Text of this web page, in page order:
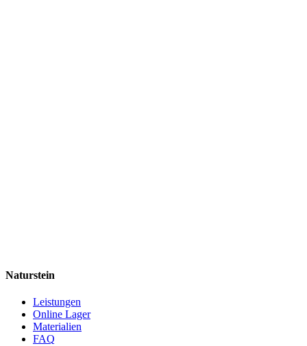
Naturstein
Leistungen
Online Lager
Materialien
FAQ